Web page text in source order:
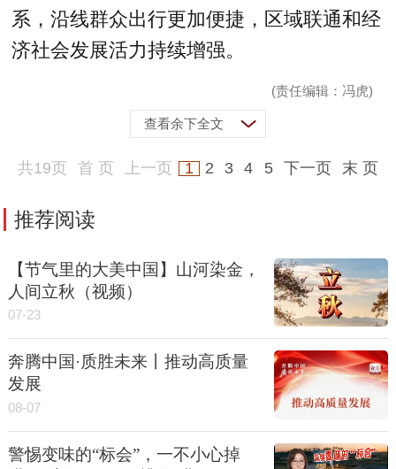
系，沿线群众出行更加便捷，区域联通和经
济社会发展活力持续增强。
(责任编辑：冯虎)
查看余下全文
共19页 首 页 上一页 1 2 3 4 5 下一页 末 页
推荐阅读
【节气里的大美中国】山河染金，
人间立秋（视频）
07-23
奔腾中国·质胜未来丨推动高质量
发展
08-07
警惕变味的“标会”，一不小心掉